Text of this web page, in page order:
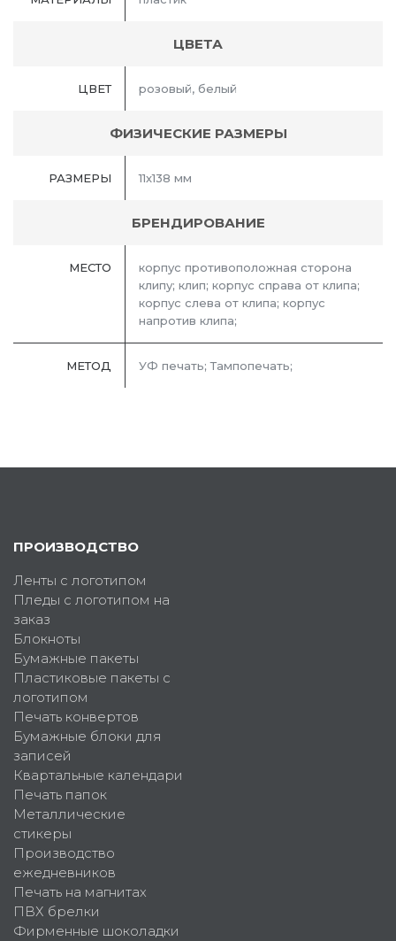
ЦВЕТА
ЦВЕТ розовый, белый
ФИЗИЧЕСКИЕ РАЗМЕРЫ
РАЗМЕРЫ 11х138 мм
БРЕНДИРОВАНИЕ
МЕСТО
корпус противоположная сторона
клипу; клип; корпус справа от клипа;
корпус слева от клипа; корпус
напротив клипа;
МЕТОД УФ печать; Тампопечать;
ПРОИЗВОДСТВО
Ленты с логотипом
Пледы с логотипом на
заказ
Блокноты
Бумажные пакеты
Пластиковые пакеты с
логотипом
Печать конвертов
Бумажные блоки для
записей
Квартальные календари
Печать папок
Металлические
стикеры
Производство
ежедневников
Печать на магнитах
ПВХ брелки
Фирменные шоколадки